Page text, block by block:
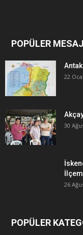
POPÜLER
22
30
26
POPÜLER